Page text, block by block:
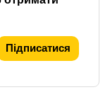
Підписатися